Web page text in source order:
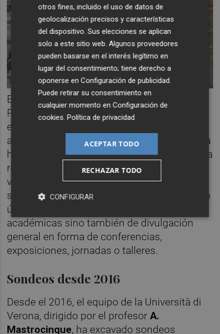
El vicedecano del Grado en Historia y
Patrimonio de la UJI,
Josep Benedito
explicado que «las excavaciones servirán,
además de para estudiar una ciudad romana
hasta ahora poco conocida, para promover la
recuperación del territorio y aumentar el
valor del lugar en términos de turismo
sostenible». Por eso, los resultados no serán
únicamente objeto de publicaciones
académicas sino también de divulgación
general en forma de conferencias,
exposiciones, jornadas o talleres.
Sondeos desde 2016
Desde el 2016, el equipo de la Università di
Verona, dirigido por el profesor A.
Mastrocinque, ha excavado sondeos
otros fines, incluido el uso de datos de
geolocalización precisos y características
del dispositivo. Sus elecciones se aplican
solo a este sitio web. Algunos proveedores
pueden basarse en el interés legítimo en
lugar del consentimiento; tiene derecho a
oponerse enConfiguración de publicidad
Puede retirar su consentimiento en
cualquier momento enConfiguración de
cookies .Política de privacidad
ACEPTAR TODO
RECHAZAR TODO
CONFIGURAR